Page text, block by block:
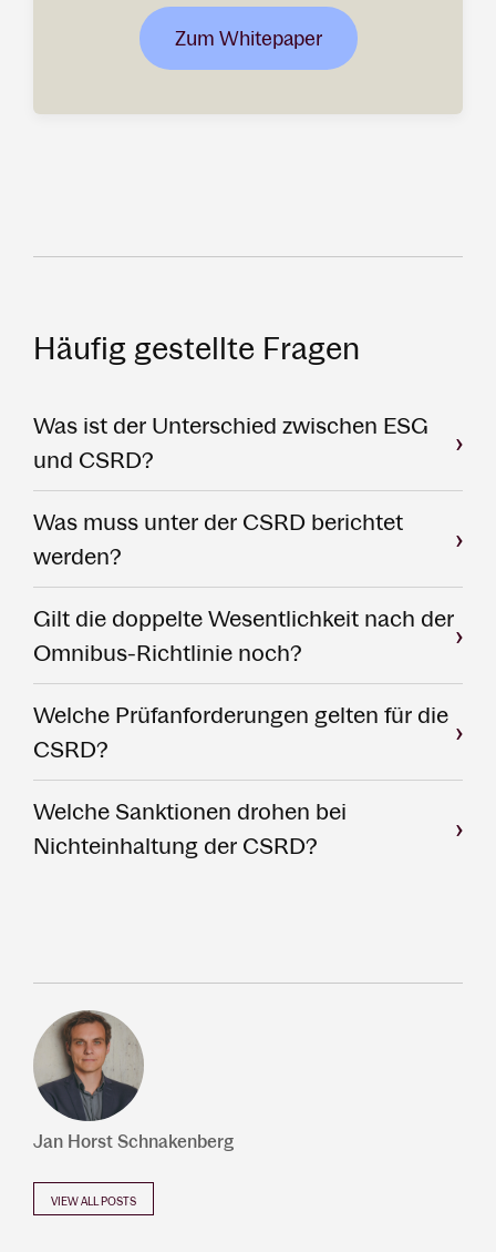
Zum Whitepaper
Häufig gestellte Fragen
Was ist der Unterschied zwischen ESG
und CSRD?
Was muss unter der CSRD berichtet
werden?
Gilt die doppelte Wesentlichkeit nach der
Omnibus-Richtlinie noch?
Welche Prüfanforderungen gelten für die
CSRD?
Welche Sanktionen drohen bei
Nichteinhaltung der CSRD?
Jan Horst Schnakenberg
VIEW ALL POSTS